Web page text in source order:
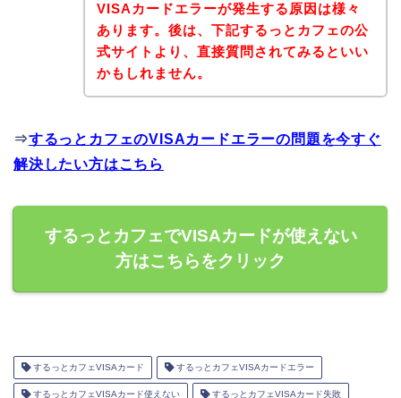
VISAカードエラーが発生する原因は様々
あります。後は、下記するっとカフェの公
式サイトより、直接質問されてみるといい
かもしれません。
⇒するっとカフェのVISAカードエラーの問題を今すぐ
解決したい方はこちら
するっとカフェでVISAカードが使えない
方はこちらをクリック
するっとカフェVISAカード するっとカフェVISAカードエラー
するっとカフェVISAカード使えない するっとカフェVISAカード失敗